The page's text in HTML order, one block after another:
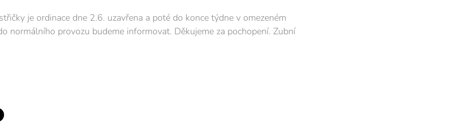
je ordinace dne 2.6. uzavřena a poté do konce týdne v omezeném
normálního provozu budeme informovat. Děkujeme za pochopení. Zubní